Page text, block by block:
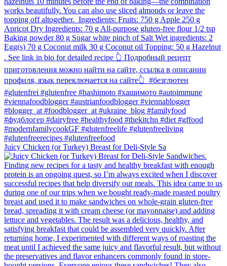
Juicy Chicken (or Turkey) Breast for Deli-Style Sa